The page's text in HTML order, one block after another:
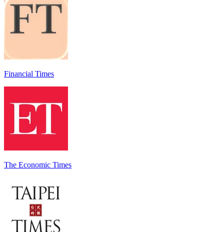
Financial Times
The Economic Times